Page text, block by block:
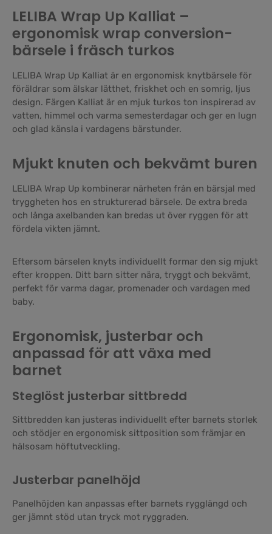
LELIBA Wrap Up Kalliat –
ergonomisk wrap conversion-
bärsele i fräsch turkos
LELIBA Wrap Up Kalliat är en ergonomisk knytbärsele för
föräldrar som älskar lätthet, friskhet och en somrig, ljus
design. Färgen Kalliat är en mjuk turkos ton inspirerad av
vatten, himmel och varma semesterdagar och ger en lugn
och glad känsla i vardagens bärstunder.
Mjukt knuten och bekvämt buren
LELIBA Wrap Up kombinerar närheten från en bärsjal med
tryggheten hos en strukturerad bärsele. De extra breda
och långa axelbanden kan bredas ut över ryggen för att
fördela vikten jämnt.
Eftersom bärselen knyts individuellt formar den sig mjukt
efter kroppen. Ditt barn sitter nära, tryggt och bekvämt,
perfekt för varma dagar, promenader och vardagen med
baby.
Ergonomisk, justerbar och
anpassad för att växa med
barnet
Steglöst justerbar sittbredd
Sittbredden kan justeras individuellt efter barnets storlek
och stödjer en ergonomisk sittposition som främjar en
hälsosam höftutveckling.
Justerbar panelhöjd
Panelhöjden kan anpassas efter barnets rygglängd och
ger jämnt stöd utan tryck mot ryggraden.